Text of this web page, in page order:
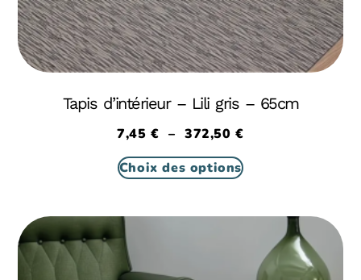
Tapis d’intérieur – Lili gris – 65cm
7,45€ – 372,50€
Choix des options